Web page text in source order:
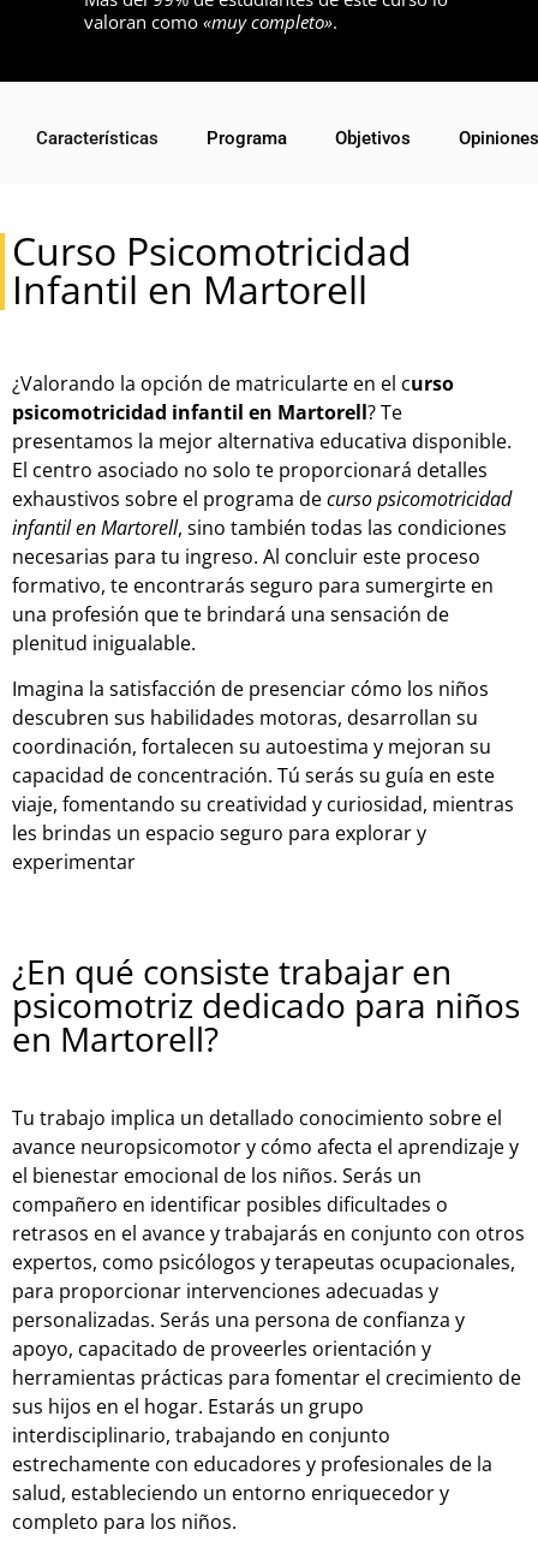
valoran como «muy completo».
Características Programa Objetivos Opiniones
Curso Psicomotricidad
Infantil en Martorell
¿Valorando la opción de matricularte en el curso
psicomotricidad infantil en Martorell? Te
presentamos la mejor alternativa educativa disponible.
El centro asociado no solo te proporcionará detalles
exhaustivos sobre el programa decurso psicomotricidad
infantil en Martorell, sino también todas las condiciones
necesarias para tu ingreso. Al concluir este proceso
formativo, te encontrarás seguro para sumergirte en
una profesión que te brindará una sensación de
plenitud inigualable.
Imagina la satisfacción de presenciar cómo los niños
descubren sus habilidades motoras, desarrollan su
coordinación, fortalecen su autoestima y mejoran su
capacidad de concentración. Tú serás su guía en este
viaje, fomentando su creatividad y curiosidad, mientras
les brindas un espacio seguro para explorar y
experimentar
¿En qué consiste trabajar en
psicomotriz dedicado para niños
en Martorell?
Tu trabajo implica un detallado conocimiento sobre el
avance neuropsicomotor y cómo afecta el aprendizaje y
el bienestar emocional de los niños. Serás un
compañero en identificar posibles dificultades o
retrasos en el avance y trabajarás en conjunto con otros
expertos, como psicólogos y terapeutas ocupacionales,
para proporcionar intervenciones adecuadas y
personalizadas. Serás una persona de confianza y
apoyo, capacitado de proveerles orientación y
herramientas prácticas para fomentar el crecimiento de
sus hijos en el hogar. Estarás un grupo
interdisciplinario, trabajando en conjunto
estrechamente con educadores y profesionales de la
salud, estableciendo un entorno enriquecedor y
completo para los niños.